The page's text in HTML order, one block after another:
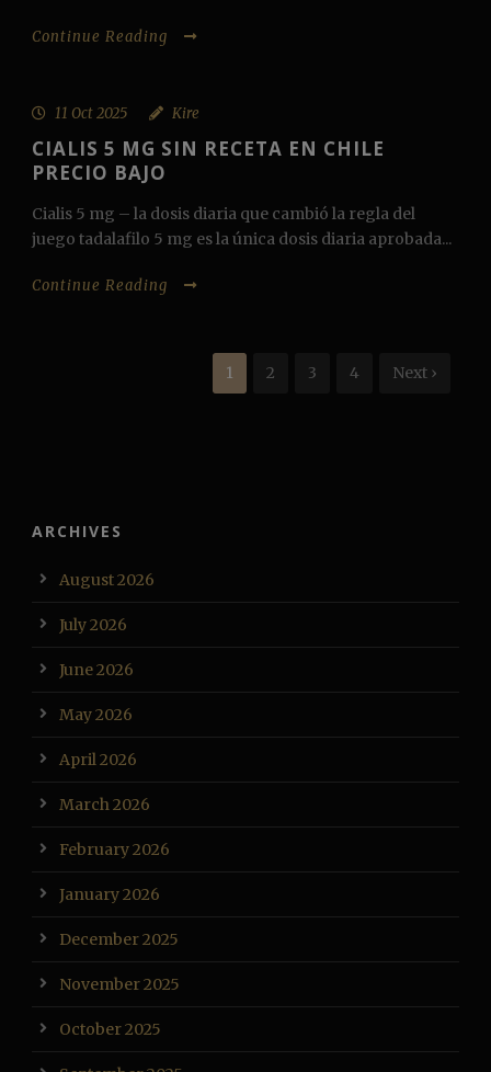
Continue Reading
11 Oct 2025 Kire
CIALIS 5 MG SIN RECETA EN CHILE
PRECIO BAJO
Cialis 5 mg – la dosis diaria que cambió la regla del
juego tadalafilo 5 mg es la única dosis diaria aprobada...
Continue Reading
1 2 3 4 Next ›
ARCHIVES
August 2026
July 2026
June 2026
May 2026
April 2026
March 2026
February 2026
January 2026
December 2025
November 2025
October 2025